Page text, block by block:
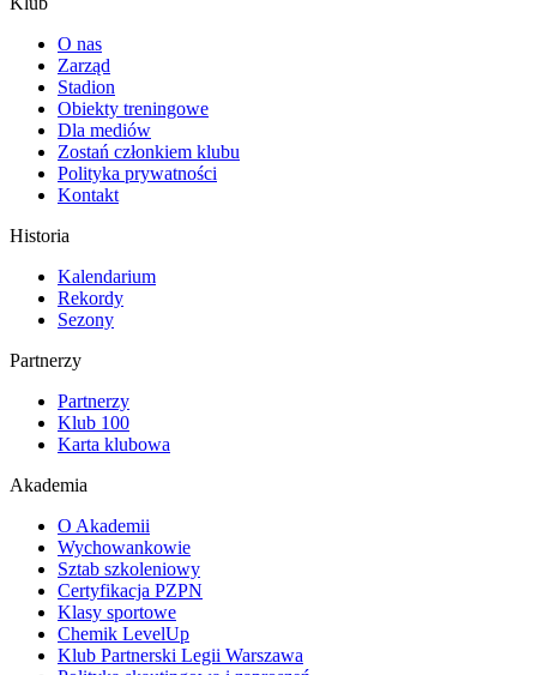
O nas
Zarząd
Stadion
Obiekty treningowe
Dla mediów
Zostań członkiem klubu
Polityka prywatności
Kontakt
Historia
Kalendarium
Rekordy
Sezony
Partnerzy
Partnerzy
Klub 100
Karta klubowa
Akademia
O Akademii
Wychowankowie
Sztab szkoleniowy
Certyfikacja PZPN
Klasy sportowe
Chemik LevelUp
Klub Partnerski Legii Warszawa